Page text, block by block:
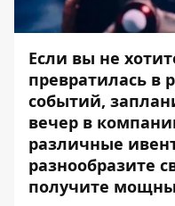
Если вы не
превратилась в
событий,
вечер в
различные
разнообразите
получите